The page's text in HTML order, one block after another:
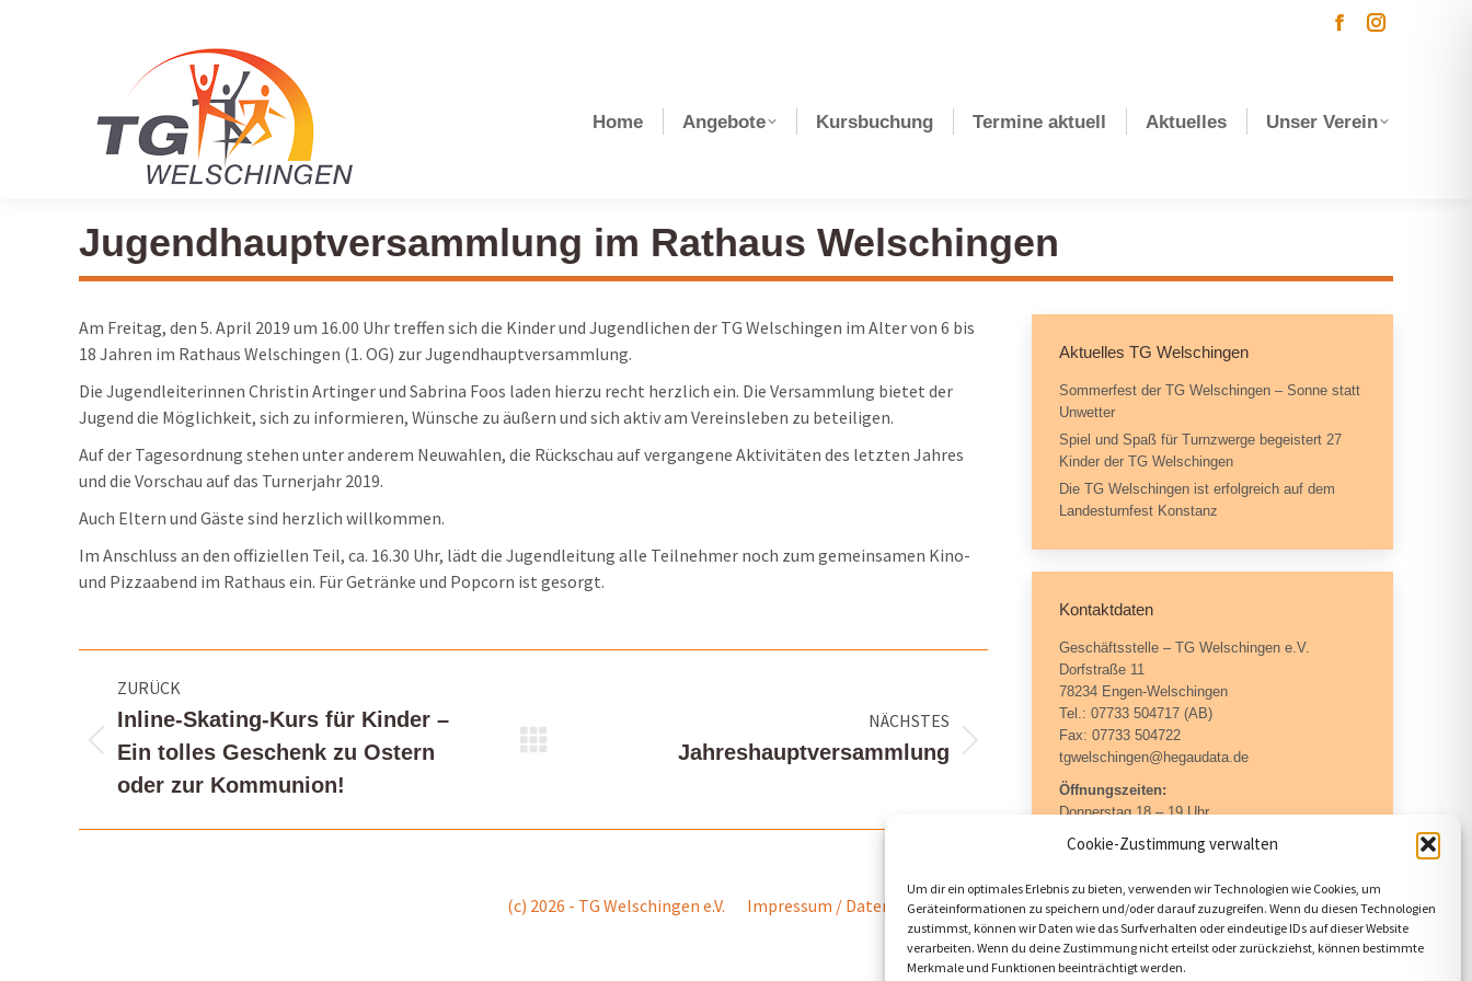
Cookie-Zustimmung verwalten
Um dir ein optimales Erlebnis zu bieten, verwenden wir Technologien wie Cookies, um
Geräteinformationen zu speichern und/oder darauf zuzugreifen. Wenn du diesen Technologien
zustimmst, können wir Daten wie das Surfverhalten oder eindeutige IDs auf dieser Website
verarbeiten. Wenn du deine Zustimmung nicht erteilst oder zurückziehst, können bestimmte
Merkmale und Funktionen beeinträchtigt werden.
Facebook
in
Instagram
in
Home Angebote Kursbuchung Termine aktuell Aktuelles Unser Verein
Jugendhauptversammlung im Rathaus Welschingen
Am Freitag, den 5. April 2019 um 16.00 Uhr treffen sich die Kinder und Jugendlichen der TG Welschingen im Alter von 6 bis
18 Jahren im Rathaus Welschingen (1. OG) zur Jugendhauptversammlung.
Die Jugendleiterinnen Christin Artinger und Sabrina Foos laden hierzu recht herzlich ein. Die Versammlung bietet der
Jugend die Möglichkeit, sich zu informieren, Wünsche zu äußern und sich aktiv am Vereinsleben zu beteiligen.
Auf der Tagesordnung stehen unter anderem Neuwahlen, die Rückschau auf vergangene Aktivitäten des letzten Jahres
und die Vorschau auf das Turnerjahr 2019.
Auch Eltern und Gäste sind herzlich willkommen.
Im Anschluss an den offiziellen Teil, ca. 16.30 Uhr, lädt die Jugendleitung alle Teilnehmer noch zum gemeinsamen Kino-
und Pizzaabend im Rathaus ein. Für Getränke und Popcorn ist gesorgt.
ZURÜCK
Vorheriger
Beitrag:
Inline-Skating-Kurs für Kinder –
Ein tolles Geschenk zu Ostern
oder zur Kommunion!
NÄCHSTES
Jahreshauptversammlung
Aktuelles TG Welschingen
Sommerfest der TG Welschingen – Sonne statt
Unwetter
Spiel und Spaß für Turnzwerge begeistert 27
Kinder der TG Welschingen
Die TG Welschingen ist erfolgreich auf dem
Landesturnfest Konstanz
Kontaktdaten
Geschäftsstelle – TG Welschingen e.V.
Dorfstraße 11
78234 Engen-Welschingen
Tel.: 07733 504717 (AB)
Fax: 07733 504722
tgwelschingen@hegaudata.de
Öffnungszeiten:
Donnerstag 18 – 19 Uhr
(c) 2026 - TG Welschingen e.V. Impressum / Datenschutz Kontakt